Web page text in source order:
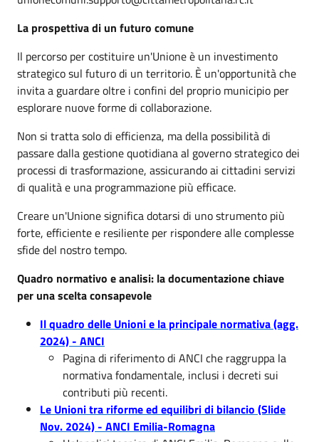
La prospettiva di un futuro comune
Il percorso per costituire un'Unione è un investimento
strategico sul futuro di un territorio. È un'opportunità che
invita a guardare oltre i confini del proprio municipio per
esplorare nuove forme di collaborazione.
Non si tratta solo di efficienza, ma della possibilità di
passare dalla gestione quotidiana al governo strategico dei
processi di trasformazione, assicurando ai cittadini servizi
di qualità e una programmazione più efficace.
Creare un'Unione significa dotarsi di uno strumento più
forte, efficiente e resiliente per rispondere alle complesse
sfide del nostro tempo.
Quadro normativo e analisi: la documentazione chiave
per una scelta consapevole
Il quadro delle Unioni e la principale normativa (agg.
2024) - ANCI
Pagina di riferimento di ANCI che raggruppa la
normativa fondamentale, inclusi i decreti sui
contributi più recenti.
Le Unioni tra riforme ed equilibri di bilancio (Slide
Nov. 2024) - ANCI Emilia-Romagna